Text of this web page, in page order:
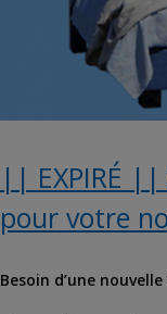
|| EXPIRÉ ||
pour votre
Besoin d’une nouvelle